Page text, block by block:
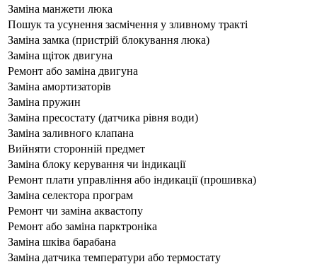
Заміна манжети люка
Пошук та усунення засмічення у зливному тракті
Заміна замка (пристрій блокування люка)
Заміна щіток двигуна
Ремонт або заміна двигуна
Заміна амортизаторів
Заміна пружин
Заміна пресостату (датчика рівня води)
Заміна заливного клапана
Вийняти сторонній предмет
Заміна блоку керування чи індикації
Ремонт плати управління або індикації (прошивка)
Заміна селектора програм
Ремонт чи заміна аквастопу
Ремонт або заміна парктроніка
Заміна шківа барабана
Заміна датчика температури або термостату